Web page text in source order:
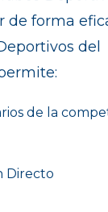
de forma
del
de la
Directo